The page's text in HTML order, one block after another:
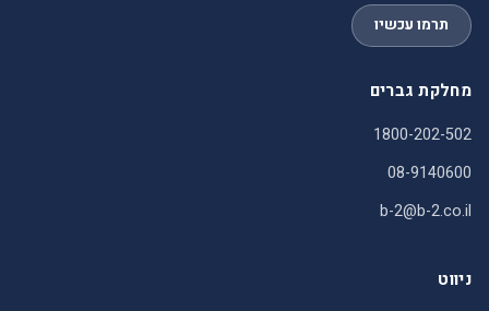
תרמו עכשיו
מחלקת גברים
1800-202-502
08-9140600
b-2@b-2.co.il
ניווט